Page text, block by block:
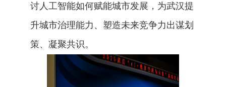
讨人工智能如何赋能城市发展，为武汉提
升城市治理能力、塑造未来竞争力出谋划
策、凝聚共识。